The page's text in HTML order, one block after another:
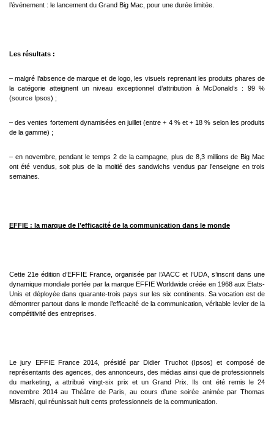
l’événement : le lancement du Grand Big Mac, pour une durée limitée.
Les résultats :
– malgré l’absence de marque et de logo, les visuels reprenant les produits phares de
la catégorie atteignent unniveau exceptionnel d’attribution à McDonald’s : 99 %
(source Ipsos) ;
– des ventes fortement dynamisées en juillet (entre + 4 % et + 18 % selon les produits
de la gamme) ;
– en novembre, pendant le temps 2 de la campagne, plus de 8,3 millions de Big Mac
ont été vendus, soit plus dela moitié des sandwichs vendus par l’enseigne en trois
semaines.
EFFIE : la marque de l’efficacité de la communication dans le monde
Cette 21e édition d’EFFIE France, organisée par l’AACC et l’UDA, s’inscrit dans une
dynamique mondiale portée par la marque EFFIE Worldwide créée en 1968 aux Etats-
Unis et déployée dans quarante-trois pays sur les six continents. Savocation est de
démontrer partout dans le monde l’efficacité de la communication, véritable levier de la
compétitivité des entreprises.
Le jury EFFIE France 2014, présidé par Didier Truchot (Ipsos) et composé de
représentants des agences, des annonceurs, des médias ainsi que de professionnels
du marketing, a attribué vingt-six prix et un Grand Prix. Ils ont été remis le 24
novembre 2014 au Théâtre de Paris, au cours d’une soirée animée par Thomas
Misrachi, qui réunissait huit cents professionnels de la communication.